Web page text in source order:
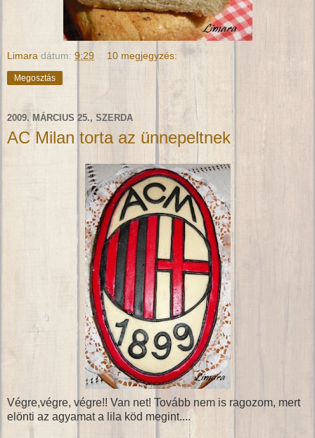
Limara dátum: 9:29 10 megjegyzés:
Megosztás
2009. MÁRCIUS 25., SZERDA
AC Milan torta az ünnepeltnek
Végre,végre, végre!! Van net! Tovább nem is ragozom, mert
elönti az agyamat a lila köd megint....